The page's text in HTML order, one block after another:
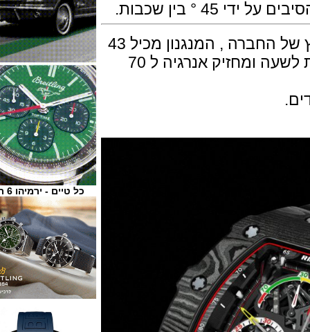
עיצוב המנגנון במוטיב מכוניות המירוץ של החברה , המנגנון מכיל 43
אבני רובי,פועם בתדר 21,600 פעימות לשעה ומחזיק אנרגיה ל 70
כל טיים - ירמיהו 6 ת"א